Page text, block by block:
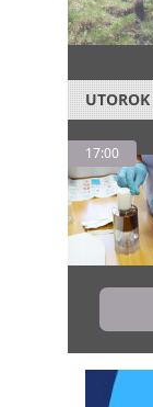
UTOROK
17:00